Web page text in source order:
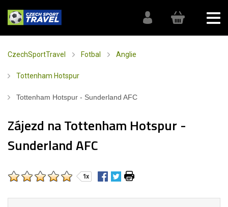
CzechSportTravel Fotbal Anglie
Tottenham Hotspur
Tottenham Hotspur - Sunderland AFC
Zájezd na Tottenham Hotspur -
Sunderland AFC
1x